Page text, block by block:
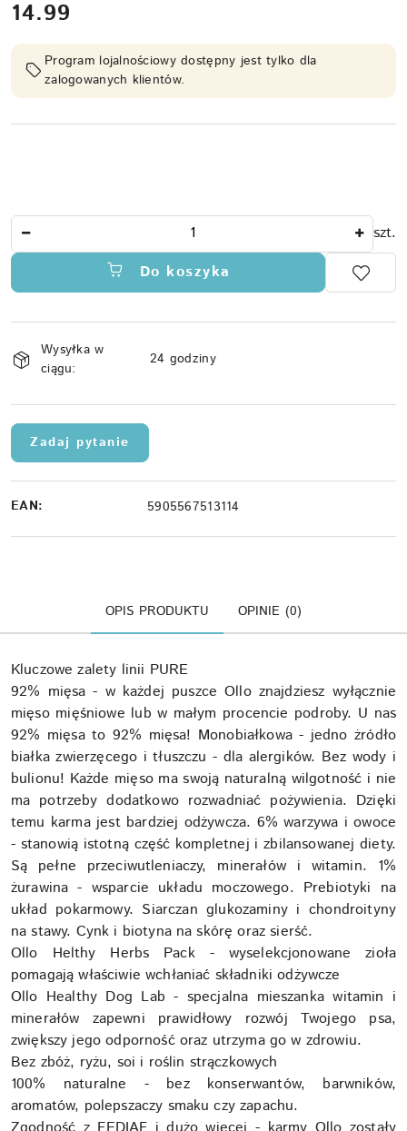
cena:
14.99
Program lojalnościowy dostępny jest tylko dla
zalogowanych klientów.
szt.
Do koszyka
Dostępność
i
dostawa
Wysyłka w
ciągu:
24 godziny
Zadaj pytanie
EAN: 5905567513114
OPIS PRODUKTU OPINIE (0)
Kluczowe zalety linii PURE
92% mięsa - w każdej puszce Ollo znajdziesz wyłącznie
mięso mięśniowe lub w małym procencie podroby. U nas
92% mięsa to 92% mięsa! Monobiałkowa - jedno żródło
białka zwierzęcego i tłuszczu - dla alergików. Bez wody i
bulionu! Każde mięso ma swoją naturalną wilgotność i nie
ma potrzeby dodatkowo rozwadniać pożywienia. Dzięki
temu karma jest bardziej odżywcza. 6% warzywa i owoce
- stanowią istotną część kompletnej i zbilansowanej diety.
Są pełne przeciwutleniaczy, minerałów i witamin. 1%
żurawina - wsparcie układu moczowego. Prebiotyki na
układ pokarmowy. Siarczan glukozaminy i chondroityny
na stawy. Cynk i biotyna na skórę oraz sierść.
Ollo Helthy Herbs Pack - wyselekcjonowane zioła
pomagają właściwie wchłaniać składniki odżywcze
Ollo Healthy Dog Lab - specjalna mieszanka witamin i
minerałów zapewni prawidłowy rozwój Twojego psa,
zwiększy jego odporność oraz utrzyma go w zdrowiu.
Bez zbóż, ryżu, soi i roślin strączkowych
100% naturalne - bez konserwantów, barwników,
aromatów, polepszaczy smaku czy zapachu.